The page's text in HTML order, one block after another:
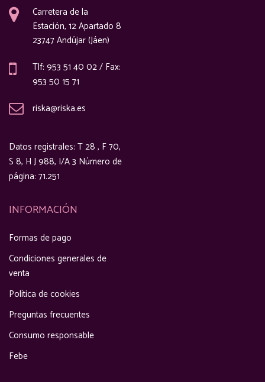
Carretera de la
Estación, 12 Apartado 8
23747 Andújar (Jáen)
Tlf: 953 51 40 02 / Fax:
953 50 15 71
riska@riska.es
Datos registrales: T 28 , F 70,
S 8, H J 988, I/A 3 Número de
página: 71.251
INFORMACIÓN
Formas de pago
Condiciones generales de
venta
Política de cookies
Preguntas frecuentes
Consumo responsable
Febe